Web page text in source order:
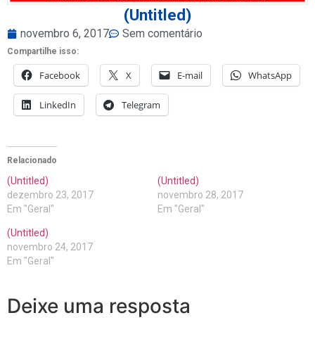
(Untitled)
novembro 6, 2017 Sem comentário
Compartilhe isso:
Facebook X E-mail WhatsApp
LinkedIn Telegram
Relacionado
(Untitled)
dezembro 23, 2017
Em "Geral"
(Untitled)
novembro 28, 2017
Em "Geral"
(Untitled)
novembro 24, 2017
Em "Geral"
Deixe uma resposta